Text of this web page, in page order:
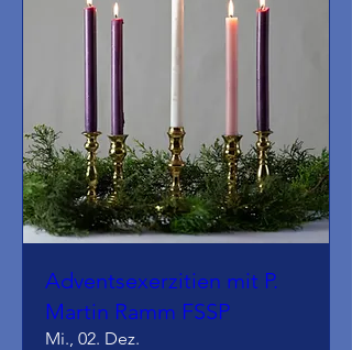
Adventsexerzitien mit P.
Martin Ramm FSSP
Mi., 02. Dez.